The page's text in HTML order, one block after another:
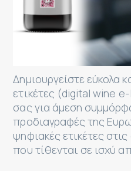
Δημιουργείστε εύκολα
ετικέτες (digital wine
σας για άμεση
προδιαγραφές της
ψηφιακές ετικέτες
που τίθενται σε ισχύ